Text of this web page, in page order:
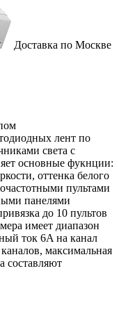
Доставка по Москве
лент по
света с
основные фукнции:
оттенка белого
пультами
панелями
до 10 пультов
имеет диапазон
ток 6A на канал
максимальная
составляют